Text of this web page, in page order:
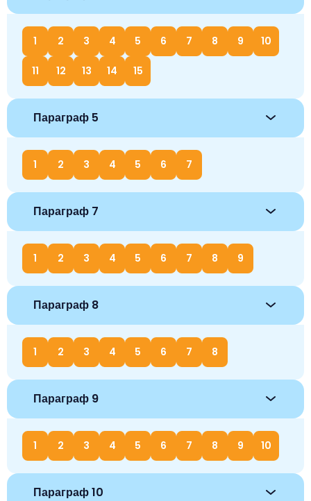
1 2 3 4 5 6 7 8 9 10
11 12 13 14 15
Параграф 5
1 2 3 4 5 6 7
Параграф 7
1 2 3 4 5 6 7 8 9
Параграф 8
1 2 3 4 5 6 7 8
Параграф 9
1 2 3 4 5 6 7 8 9 10
Параграф 10